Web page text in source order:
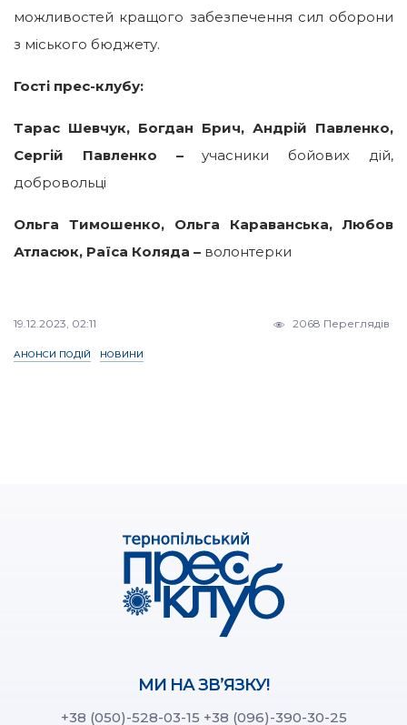
можливостей кращого забезпечення сил оборони
з міського бюджету.
Гості прес-клубу:
Тарас Шевчук, Богдан Брич, Андрій Павленко,
Сергій Павленко –учасники бойових дій,
добровольці
Ольга Тимошенко, Ольга Караванська, Любов
Атласюк, Раїса Коляда – волонтерки
19.12.2023, 02:11 2068 Переглядів
АНОНСИ ПОДІЙ НОВИНИ
МИ НА ЗВ’ЯЗКУ!
+38 (050)-528-03-15 +38 (096)-390-30-25